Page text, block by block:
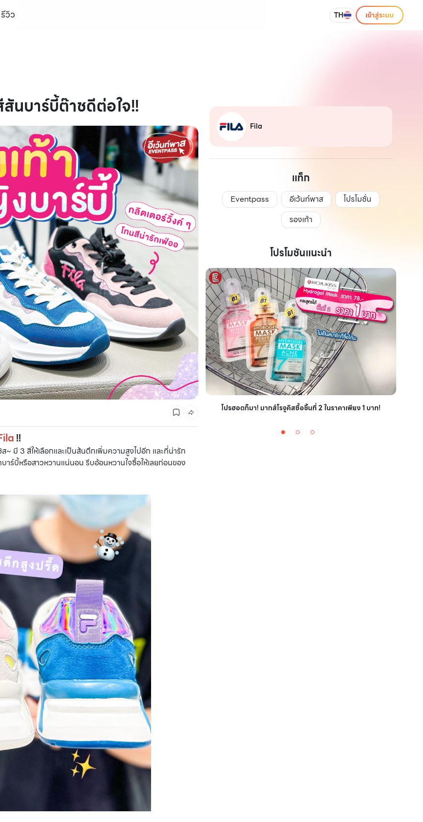
รีวิว TH เข้าสู่ระบบ
นบาร์บี้ต๊าชดีต่อใจ!!
!!
~ มี 3 สีให้เลือกและเป็นส้นตึกเพิ่มความสูงไปอีก และที่น่ารัก
ร์บี้หรือสาวหวานแน่นอน รีบอ้อนหวานใจซื้อให้เลยก่อนของ
Fila
แท็ก
Eventpass อีเว้นท์พาส
โปรโมชั่น
รองเท้า
โปรโมชันแนะนำ
CMG SHOP SHOP รวมแบรนด์ตัวท็อป ลดสูงสุด50% โปรฮอตก็มา! มากส์โรจูคิสซื้อชิ้นที่ 2 ในราคาเพียง 1 บาท!